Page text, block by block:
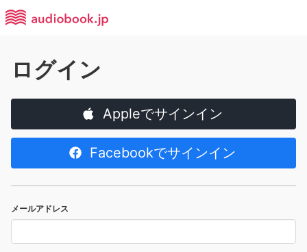
ログイン
Appleでサインイン
Facebookでサインイン
メールアドレス